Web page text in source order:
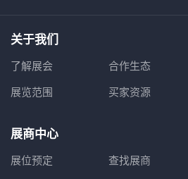
关于我们
了解展会 合作生态
展览范围 买家资源
展商中心
展位预定 查找展商